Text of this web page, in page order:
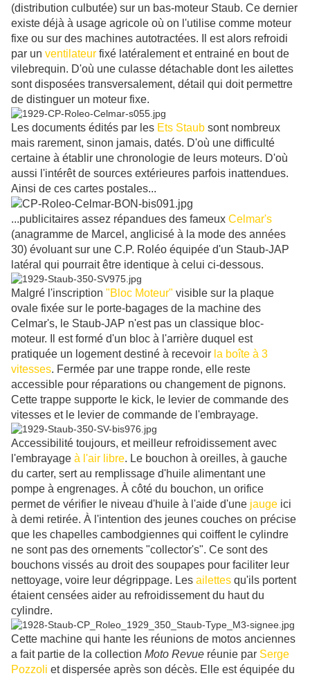
(distribution culbutée) sur un bas-moteur Staub. Ce dernier
existe déjà à usage agricole où on l'utilise comme moteur
fixe ou sur des machines autotractées. Il est alors refroidi
par un ventilateur fixé latéralement et entrainé en bout de
vilebrequin. D'où une culasse détachable dont les ailettes
sont disposées transversalement, détail qui doit permettre
de distinguer un moteur fixe.
Les documents édités par les Ets Staub sont nombreux
mais rarement, sinon jamais, datés. D'où une difficulté
certaine à établir une chronologie de leurs moteurs. D'où
aussi l'intérêt de sources extérieures parfois inattendues.
Ainsi de ces cartes postales...
...publicitaires assez répandues des fameux Celmar's
(anagramme de Marcel, anglicisé à la mode des années
30) évoluant sur une C.P. Roléo équipée d'un Staub-JAP
latéral qui pourrait être identique à celui ci-dessous.
Malgré l'inscription "Bloc Moteur" visible sur la plaque
ovale fixée sur le porte-bagages de la machine des
Celmar's, le Staub-JAP n'est pas un classique bloc-
moteur. Il est formé d'un bloc à l'arrière duquel est
pratiquée un logement destiné à recevoir la boîte à 3
vitesses. Fermée par une trappe ronde, elle reste
accessible pour réparations ou changement de pignons.
Cette trappe supporte le kick, le levier de commande des
vitesses et le levier de commande de l'embrayage.
Accessibilité toujours, et meilleur refroidissement avec
l'embrayage à l'air libre. Le bouchon à oreilles, à gauche
du carter, sert au remplissage d'huile alimentant une
pompe à engrenages. À côté du bouchon, un orifice
permet de vérifier le niveau d'huile à l'aide d'une jauge ici
à demi retirée. À l'intention des jeunes couches on précise
que les chapelles cambodgiennes qui coiffent le cylindre
ne sont pas des ornements "collector's". Ce sont des
bouchons vissés au droit des soupapes pour faciliter leur
nettoyage, voire leur dégrippage. Les ailettes qu'ils portent
étaient censées aider au refroidissement du haut du
cylindre.
Cette machine qui hante les réunions de motos anciennes
a fait partie de la collection Moto Revue réunie par Serge
Pozzoli et dispersée après son décès. Elle est équipée du